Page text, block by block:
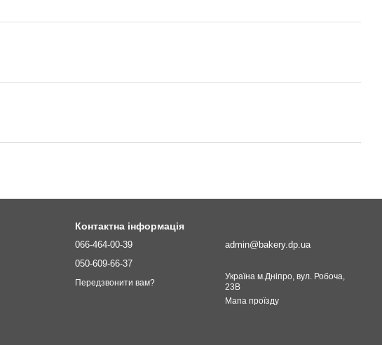
Контактна інформація
066-464-00-39
050-609-66-37
Передзвонити вам?
admin@bakery.dp.ua
Україна м.Дніпро, вул. Робоча,
23В
Мапа проїзду